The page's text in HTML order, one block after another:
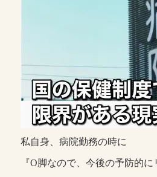
私自身、病院勤務の時に
『O脚なので、今後の予防的に